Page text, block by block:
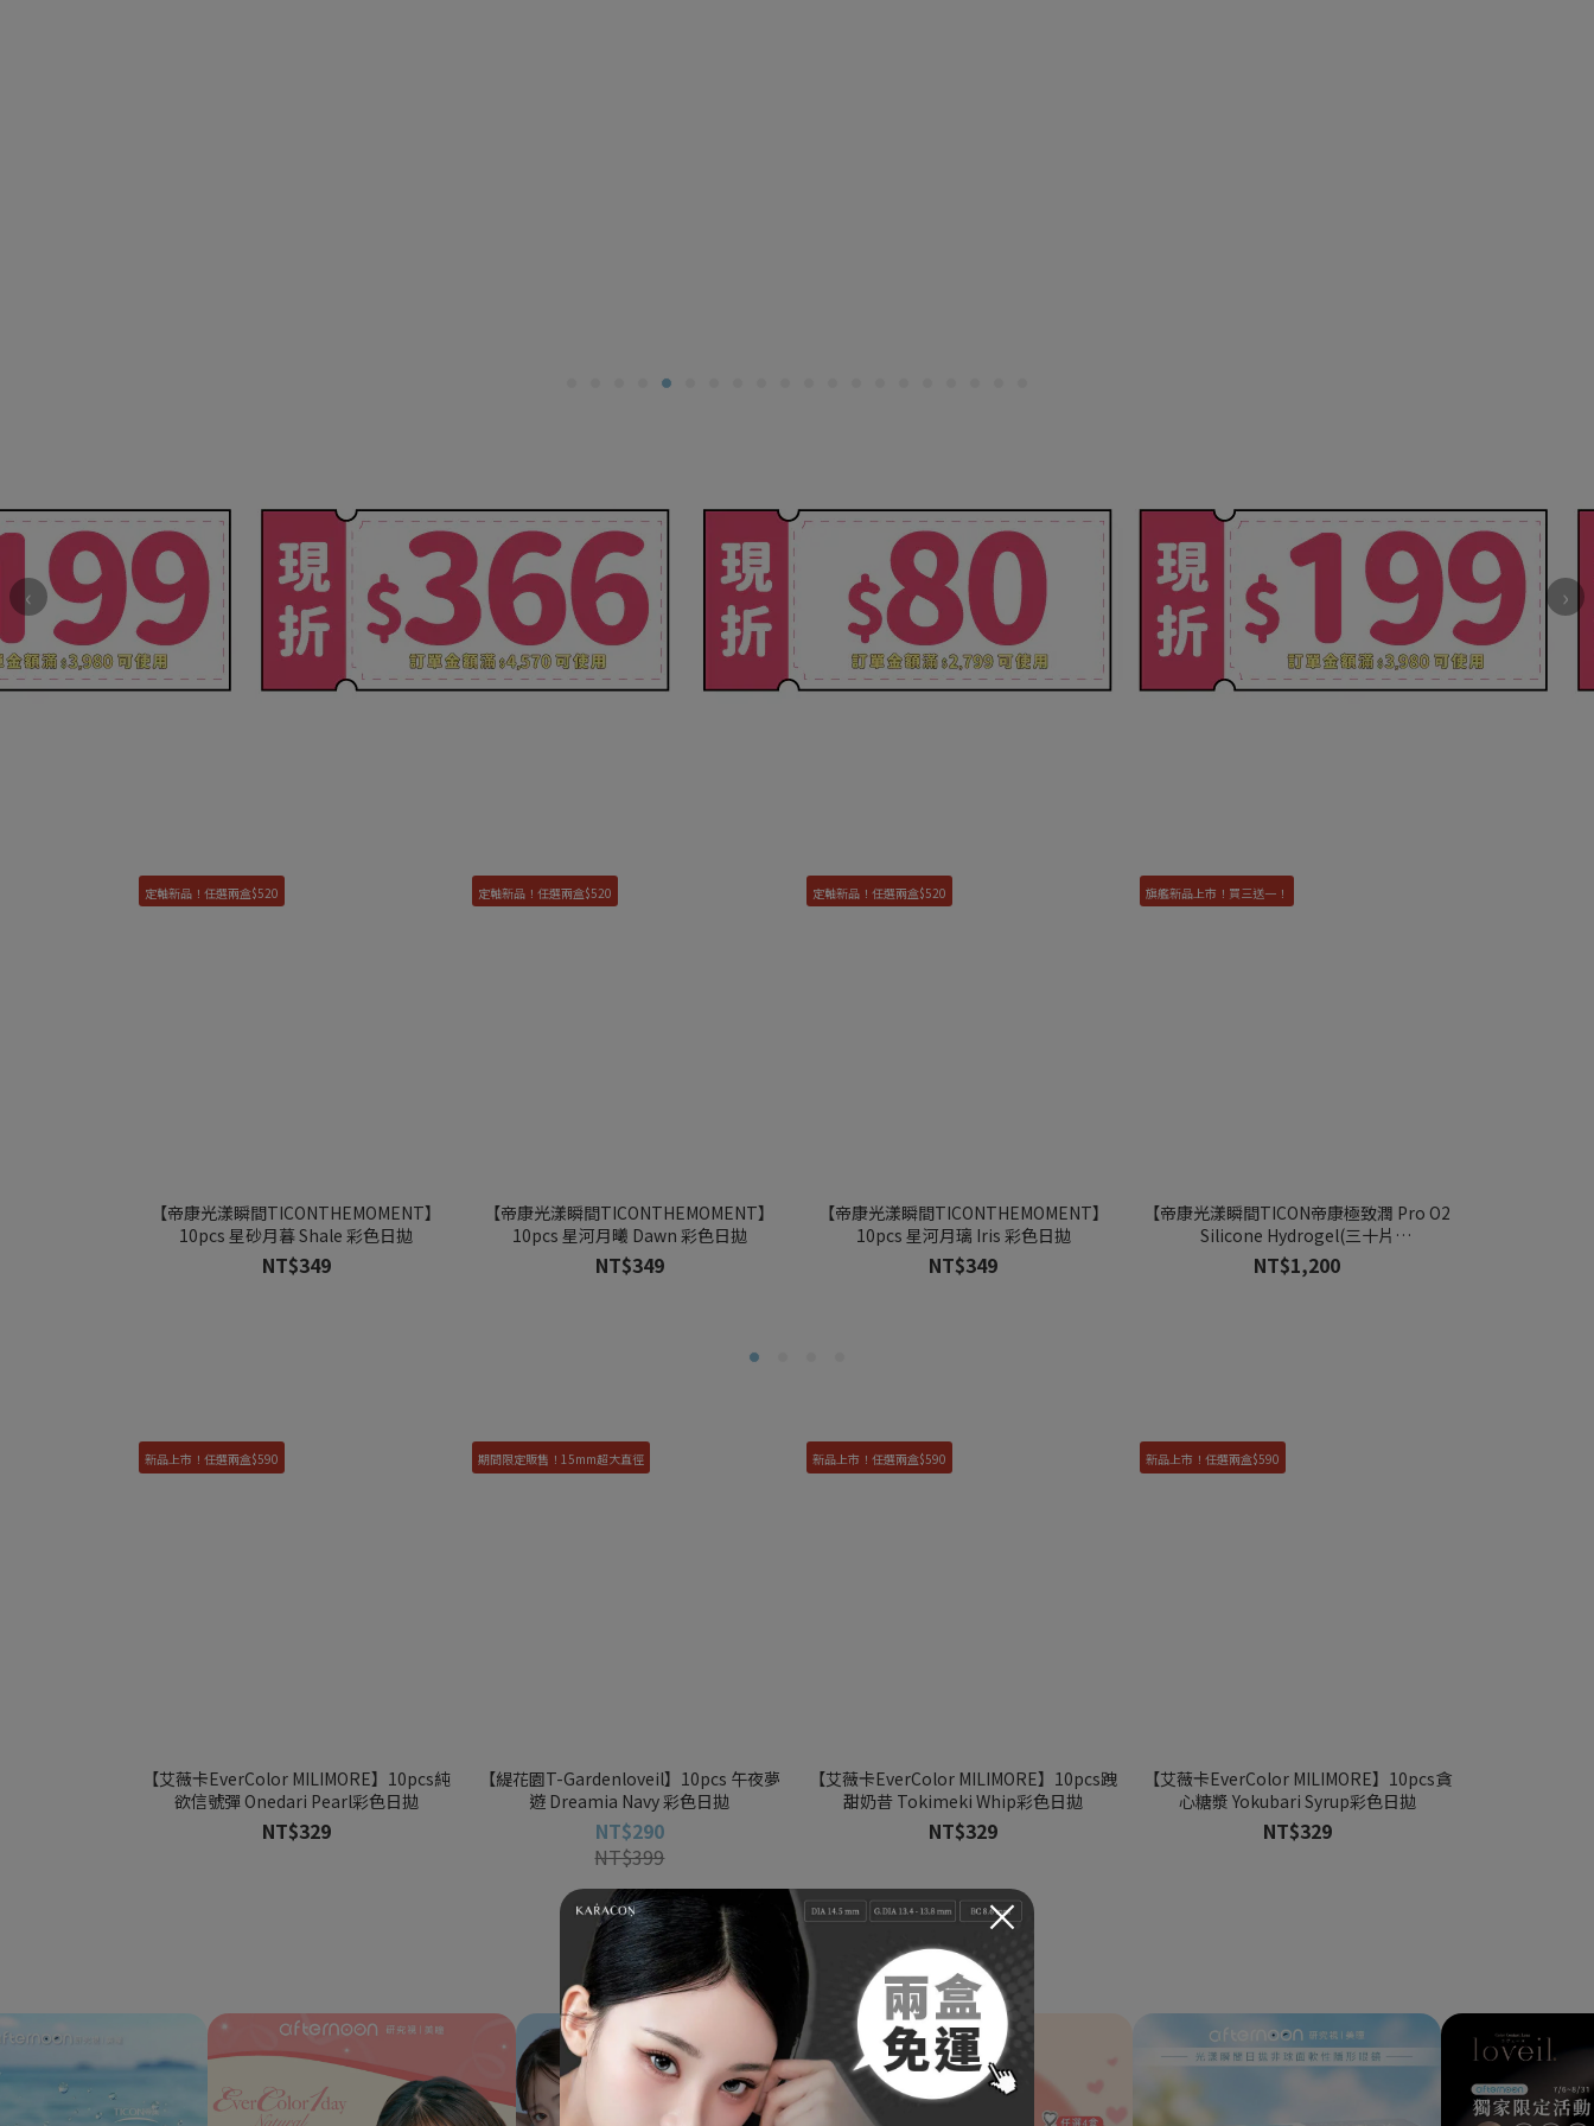
‹ ›
定軸新品！任選兩盒$520
【帝康光漾瞬間TICONTHEMOMENT】
10pcs 星砂月暮 Shale 彩色日拋
NT$349
定軸新品！任選兩盒$520
【帝康光漾瞬間TICONTHEMOMENT】
10pcs 星河月曦 Dawn 彩色日拋
NT$349
定軸新品！任選兩盒$520
【帝康光漾瞬間TICONTHEMOMENT】
10pcs 星河月璃 Iris 彩色日拋
NT$349
旗艦新品上市！買三送一！
【帝康光漾瞬間TICON帝康極致潤 Pro O2
Silicone Hydrogel(三十片
裝)THEMOMENT】30pcs優沛氧矽水膠透
明日拋
NT$1,200
新品上市！任選兩盒$590
【艾薇卡EverColor MILIMORE】10pcs純
欲信號彈 Onedari Pearl彩色日拋
NT$329
期間限定販售！15mm超大直徑
【緹花園T-Gardenloveil】10pcs 午夜夢
遊 Dreamia Navy 彩色日拋
NT$290
NT$399
新品上市！任選兩盒$590
【艾薇卡EverColor MILIMORE】10pcs跩
甜奶昔 Tokimeki Whip彩色日拋
NT$329
新品上市！任選兩盒$590
【艾薇卡EverColor MILIMORE】10pcs貪
心糖漿 Yokubari Syrup彩色日拋
NT$329
×